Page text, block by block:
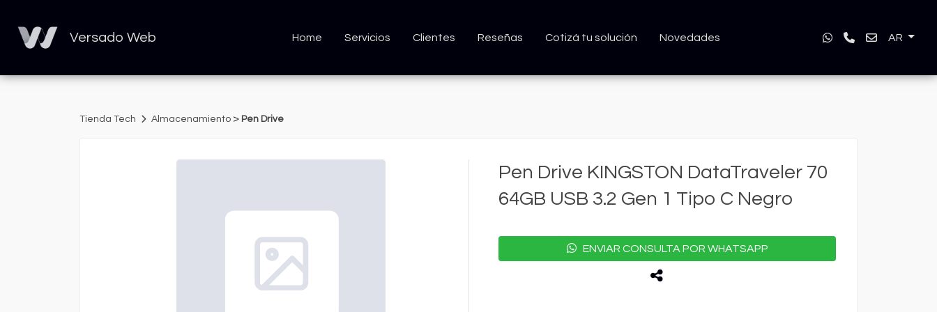
Versado Web Home Servicios Clientes Reseñas Cotizá tu solución Novedades AR
Tienda Tech Almacenamiento > Pen Drive
Pen Drive KINGSTON DataTraveler 70
64GB USB 3.2 Gen 1 Tipo C Negro
ENVIAR CONSULTA POR WHATSAPP